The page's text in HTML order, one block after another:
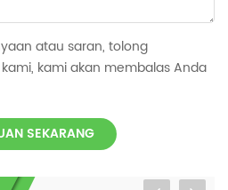
atau saran, tolong
kami akan membalas Anda
SEKARANG